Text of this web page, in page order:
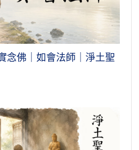
念佛｜如會法師｜淨土聖